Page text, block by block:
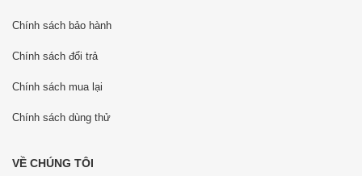
Chính sách bảo hành
Chính sách đổi trả
Chính sách mua lại
Chính sách dùng thử
VỀ CHÚNG TÔI